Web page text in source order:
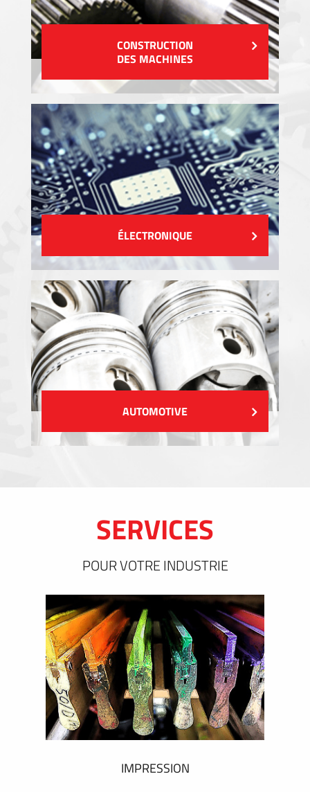
CONSTRUCTION
DES MACHINES
ÉLECTRONIQUE
AUTOMOTIVE
SERVICES
POUR VOTRE INDUSTRIE
IMPRESSION